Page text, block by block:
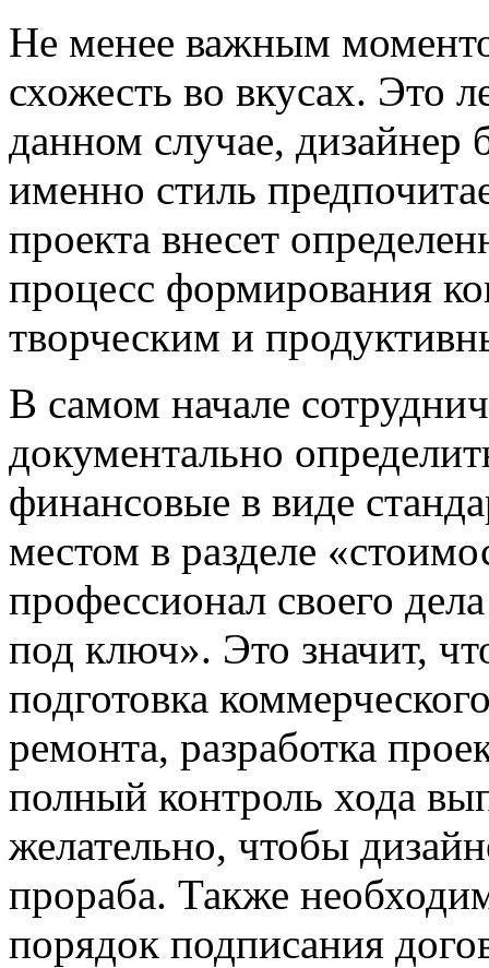
Не менее важным
схожесть во вкусах. Это
данном случае, дизайнер
именно стиль
проекта внесет
процесс формирования
творческим и
В самом начале
документально
финансовые в виде
местом в разделе
профессионал своего
под ключ». Это значит,
подготовка
ремонта, разработка
полный контроль хода
желательно, чтобы
прораба. Также
порядок подписания